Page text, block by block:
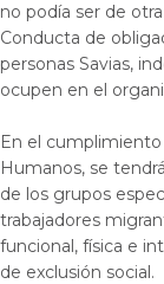
no podía ser de
Conducta de
personas Savias,
ocupen en el
En el
Humanos, se
de los grupos
trabajadores
funcional, física e
de exclusión social.